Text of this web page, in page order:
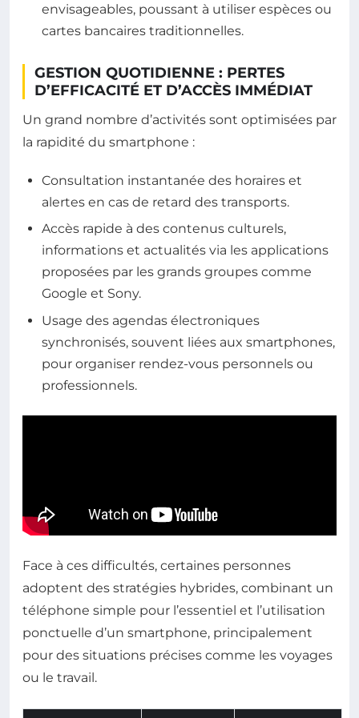
envisageables, poussant à utiliser espèces ou
cartes bancaires traditionnelles.
GESTION QUOTIDIENNE : PERTES
D’EFFICACITÉ ET D’ACCÈS IMMÉDIAT
Un grand nombre d’activités sont optimisées par
la rapidité du smartphone :
Consultation instantanée des horaires et
alertes en cas de retard des transports.
Accès rapide à des contenus culturels,
informations et actualités via les applications
proposées par les grands groupes comme
Google et Sony.
Usage des agendas électroniques
synchronisés, souvent liées aux smartphones,
pour organiser rendez-vous personnels ou
professionnels.
Face à ces difficultés, certaines personnes
adoptent des stratégies hybrides, combinant un
téléphone simple pour l’essentiel et l’utilisation
ponctuelle d’un smartphone, principalement
pour des situations précises comme les voyages
ou le travail.